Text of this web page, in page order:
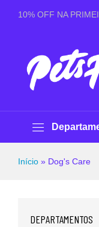
10% OFF NA
Início » Dog's Care
DEPARTAMENTOS